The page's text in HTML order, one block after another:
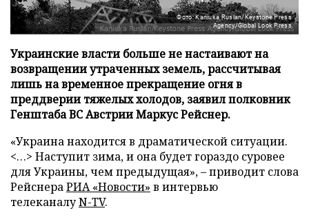
Фото: Kaniuka Ruslan/Keystone Press
Agency/Global Look Press
Украинские власти больше не настаивают на
возвращении утраченных земель, рассчитывая
лишь на временное прекращение огня в
преддверии тяжелых холодов, заявил полковник
Генштаба ВС Австрии Маркус Рейснер.
«Украина находится в драматической ситуации.
<…> Наступит зима, и она будет гораздо суровее
для Украины, чем предыдущая», – приводит слова
РейснераРИА «Новости» в интервью
телеканалуN-TV.